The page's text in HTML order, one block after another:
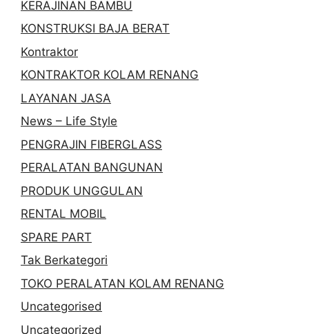
KERAJINAN BAMBU
KONSTRUKSI BAJA BERAT
Kontraktor
KONTRAKTOR KOLAM RENANG
LAYANAN JASA
News – Life Style
PENGRAJIN FIBERGLASS
PERALATAN BANGUNAN
PRODUK UNGGULAN
RENTAL MOBIL
SPARE PART
Tak Berkategori
TOKO PERALATAN KOLAM RENANG
Uncategorised
Uncategorized